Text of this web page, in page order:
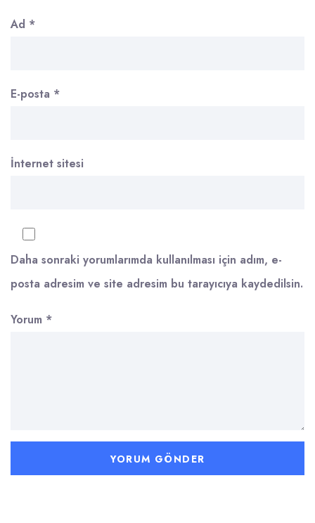
Ad *
E-posta *
İnternet sitesi
Daha sonraki yorumlarımda kullanılması için adım, e-
posta adresim ve site adresim bu tarayıcıya kaydedilsin.
Yorum *